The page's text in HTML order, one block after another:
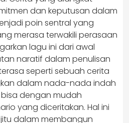
dan keputusan dalam
poin sentral yang
merasa terwakili perasaan
lagu ini dari awal
naratif dalam penulisan
seperti sebuah cerita
dalam nada-nada indah
dengan mudah
yang diceritakan. Hal ini
dalam membangun